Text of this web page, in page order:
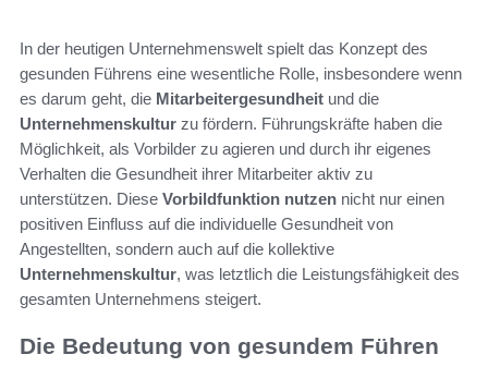
In der heutigen Unternehmenswelt spielt das Konzept des
gesunden Führens eine wesentliche Rolle, insbesondere wenn
es darum geht, die Mitarbeitergesundheit und die
Unternehmenskultur zu fördern. Führungskräfte haben die
Möglichkeit, als Vorbilder zu agieren und durch ihr eigenes
Verhalten die Gesundheit ihrer Mitarbeiter aktiv zu
unterstützen. Diese Vorbildfunktion nutzen nicht nur einen
positiven Einfluss auf die individuelle Gesundheit von
Angestellten, sondern auch auf die kollektive
Unternehmenskultur, was letztlich die Leistungsfähigkeit des
gesamten Unternehmens steigert.
Die Bedeutung von gesundem Führen